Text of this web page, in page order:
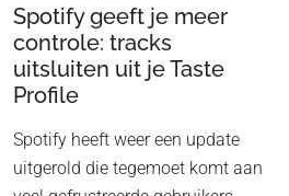
Spotify geeft je meer
controle: tracks
uitsluiten uit je Taste
Profile
Spotify heeft weer een update
uitgerold die tegemoet komt aan